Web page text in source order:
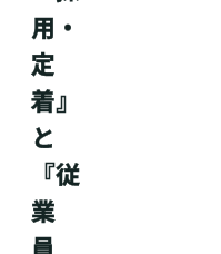
用・
定
着』
と
『従
業
員